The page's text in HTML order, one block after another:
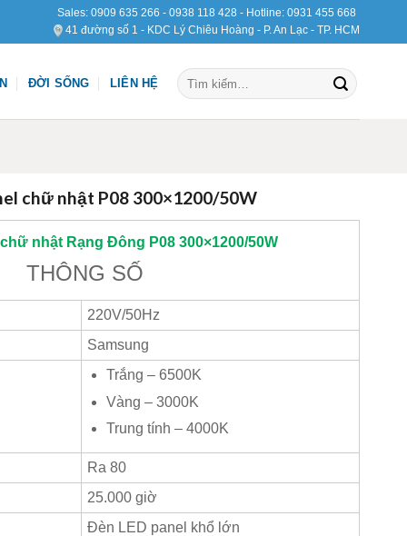
Sales: 0909 635 266 - 0938 118 428 - Hotline: 0931 455 668
41 đường số 1 - KDC Lý Chiêu Hoàng - P. An Lạc - TP. HCM
ĐỜI SỐNG LIÊN HỆ
Tìm
kiếm:
chữ nhật P08 300×1200/50W
nhật Rạng Đông P08 300×1200/50W
THÔNG SỐ
220V/50Hz
Samsung
Trắng – 6500K
Vàng – 3000K
Trung tính – 4000K
Ra 80
25.000 giờ
Đèn LED panel khổ lớn